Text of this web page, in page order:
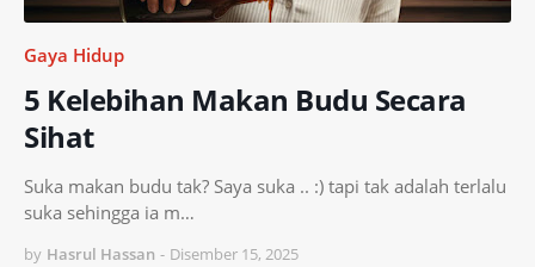
Gaya Hidup
5 Kelebihan Makan Budu Secara
Sihat
Suka makan budu tak? Saya suka .. :) tapi tak adalah terlalu
suka sehingga ia m…
by Hasrul Hassan - Disember 15, 2025